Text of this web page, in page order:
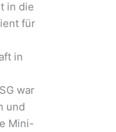
in die
für
in
war
und
Mini-